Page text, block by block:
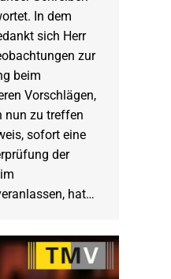
In dem
sich Herr
zur
beim
Vorschlägen,
nun zu treffen
sofort eine
der
hat…